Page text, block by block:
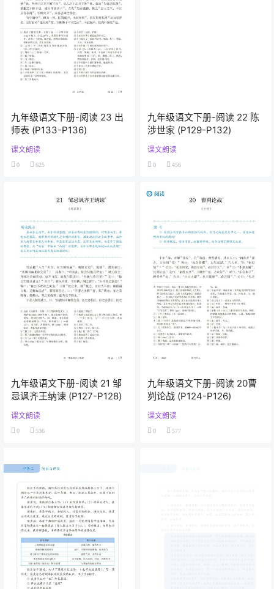
九年级语文下册-阅读 23 出
师表 (P133-P136)
课文朗读
0 625
九年级语文下册-阅读 22 陈
涉世家 (P129-P132)
课文朗读
0 456
九年级语文下册-阅读 21 邹
忌讽齐王纳谏 (P127-P128)
课文朗读
0 536
九年级语文下册-阅读 20曹
刿论战 (P124-P126)
课文朗读
0 577